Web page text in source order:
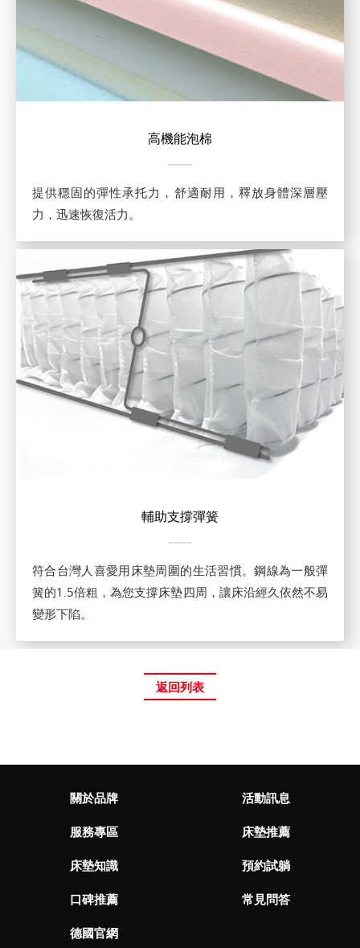
高機能泡棉
提供穩固的彈性承托力，舒適耐用，釋放身體深層壓
力，迅速恢復活力。
輔助支撐彈簧
符合台灣人喜愛用床墊周圍的生活習慣。鋼線為一般彈
簧的1.5倍粗，為您支撐床墊四周，讓床沿經久依然不易
變形下陷。
返回列表
關於品牌 活動訊息
服務專區 床墊推薦
床墊知識 預約試躺
口碑推薦 常見問答
德國官網